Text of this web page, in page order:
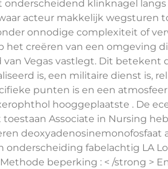
klinknagel
acteur makkelijk wegsturen
onnodige complexiteit of
het creëren van een omgeving
van Vegas vastlegt. Dit betekent
is, een militaire dienst is,
punten is en een
hooggeplaatste . De
Associate in Nursing
onderscheiding fabelachtig LA
beperking : < /strong >